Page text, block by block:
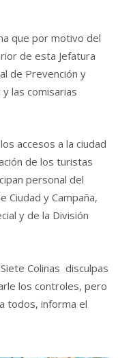
que por motivo del
de esta Jefatura
de Prevención y
las comisarias
accesos a la ciudad
de los turistas
personal del
Ciudad y Campaña,
y de la División
Colinas disculpas
los controles, pero
todos, informa el